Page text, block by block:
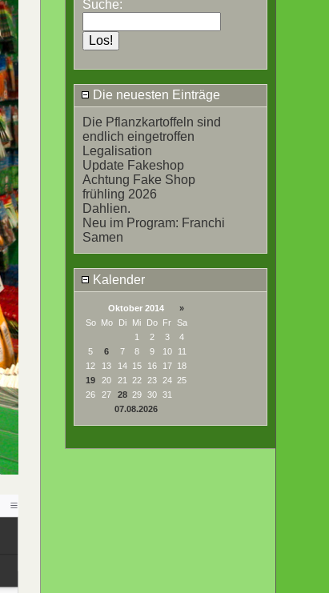
Suche:
Die neuesten Einträge
Die Pflanzkartoffeln sind
endlich eingetroffen
Legalisation
Update Fakeshop
Achtung Fake Shop
frühling 2026
Dahlien.
Neu im Program: Franchi
Samen
Kalender
Oktober 2014
»
So Mo Di Mi Do Fr Sa
1
2 3
4
5
6 7 8 9 10
11
12
13 14 15 16 17 18
19
20 21 22 23 24 25
26
27 28 29 30 31
07.08.2026